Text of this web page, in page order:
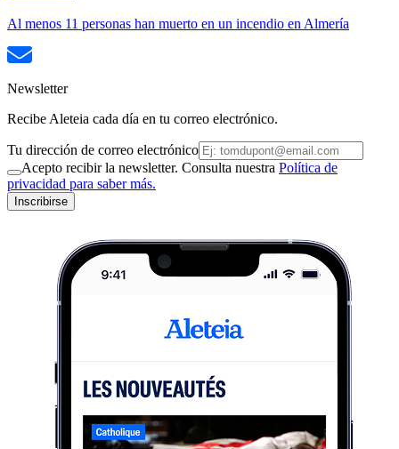
Al menos 11 personas han muerto en un incendio en Almería
Newsletter
Recibe Aleteia cada día en tu correo electrónico.
Tu dirección de correo electrónico
Acepto recibir la newsletter. Consulta nuestra Política de
privacidad para saber más.
Inscribirse